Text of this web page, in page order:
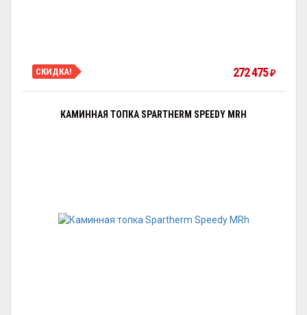
СКИДКА! 272 475₽
КАМИННАЯ ТОПКА SPARTHERM SPEEDY MRH